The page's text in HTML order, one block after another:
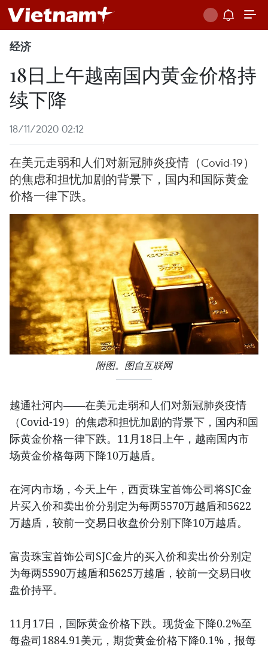
经济
18日上午越南国内黄金价格持
续下降
18/11/2020 02:12
在美元走弱和人们对新冠肺炎疫情（Covid-19）
的焦虑和担忧加剧的背景下，国内和国际黄金
价格一律下跌。
附图。图自互联网
越通社河内——在美元走弱和人们对新冠肺炎疫情
（Covid-19）的焦虑和担忧加剧的背景下，国内和国
际黄金价格一律下跌。11月18日上午，越南国内市
场黄金价格每两下降10万越盾。
在河内市场，今天上午，西贡珠宝首饰公司将SJC金
片买入价和卖出价分别定为每两5570万越盾和5622
万越盾，较前一交易日收盘价分别下降10万越盾。
富贵珠宝首饰公司SJC金片的买入价和卖出价分别定
为每两5590万越盾和5625万越盾，较前一交易日收
盘价持平。
11月17日，国际黄金价格下跌。现货金下降0.2%至
每盎司1884.91美元，期货黄金价格下降0.1%，报每